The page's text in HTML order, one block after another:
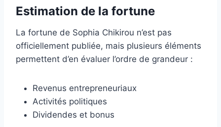
Estimation de la fortune
La fortune de Sophia Chikirou n’est pas
officiellement publiée, mais plusieurs éléments
permettent d’en évaluer l’ordre de grandeur :
Revenus entrepreneuriaux
Activités politiques
Dividendes et bonus